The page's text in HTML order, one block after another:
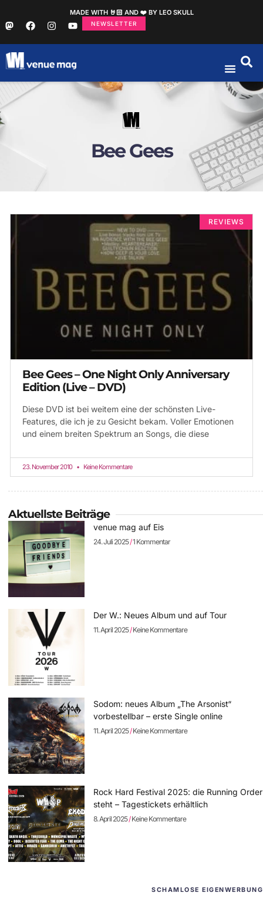
MADE WITH 🤘🏻 AND ❤️ BY LEO SKULL
NEWSLETTER
Bee Gees
REVIEWS
Bee Gees – One Night Only Anniversary
Edition (Live – DVD)
Diese DVD ist bei weitem eine der schönsten Live-
Features, die ich je zu Gesicht bekam. Voller Emotionen
und einem breiten Spektrum an Songs, die diese
23. November 2010 Keine Kommentare
Aktuellste Beiträge
venue mag auf Eis
24. Juli 2025 1 Kommentar
Der W.: Neues Album und auf Tour
11. April 2025 Keine Kommentare
Sodom: neues Album „The Arsonist“
vorbestellbar – erste Single online
11. April 2025 Keine Kommentare
Rock Hard Festival 2025: die Running Order
steht – Tagestickets erhältlich
8. April 2025 Keine Kommentare
SCHAMLOSE EIGENWERBUNG